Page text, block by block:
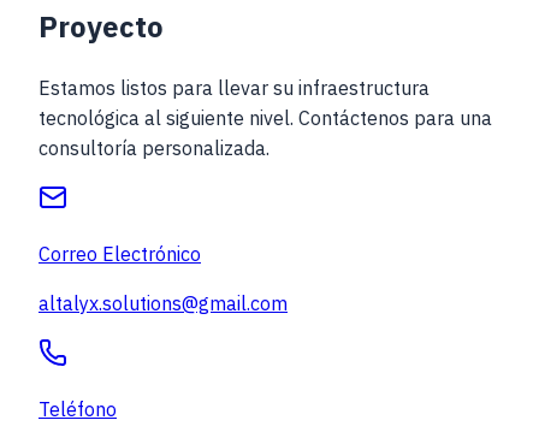
Proyecto
Estamos listos para llevar su infraestructura
tecnológica al siguiente nivel. Contáctenos para una
consultoría personalizada.
Correo Electrónico
altalyx.solutions@gmail.com
Teléfono